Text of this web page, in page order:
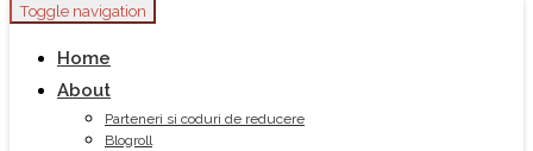
Toggle navigation
Home
About
Parteneri si coduri de reducere
Blogroll